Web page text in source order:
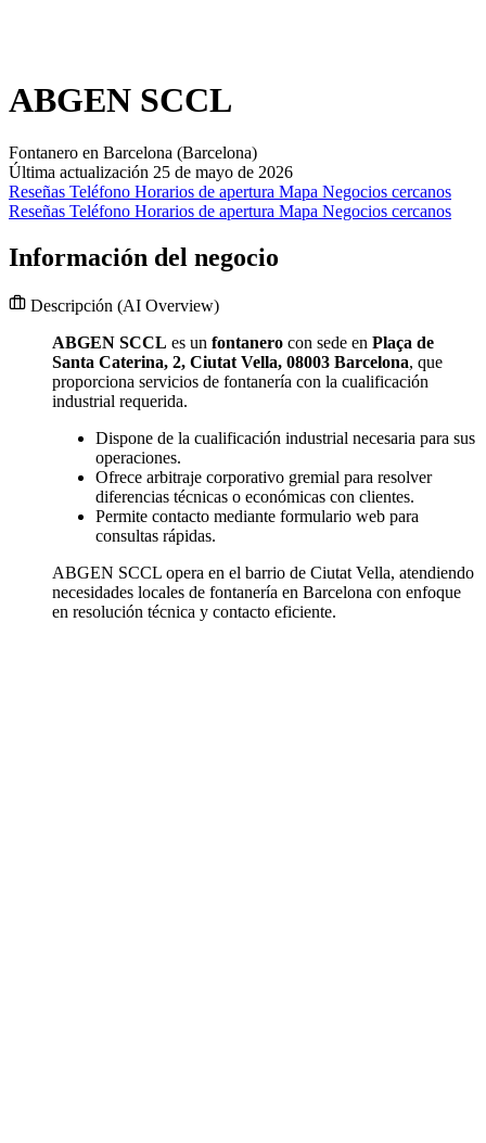
ABGEN SCCL
Fontanero en Barcelona (Barcelona)
Última actualización 25 de mayo de 2026
Reseñas Teléfono Horarios de apertura Mapa Negocios cercanos
Reseñas Teléfono Horarios de apertura Mapa Negocios cercanos
Información del negocio
Descripción (AI Overview)
ABGEN SCCL es un fontanero con sede en Plaça de
Santa Caterina, 2, Ciutat Vella, 08003 Barcelona, que
proporciona servicios de fontanería con la cualificación
industrial requerida.
Dispone de la cualificación industrial necesaria para sus
operaciones.
Ofrece arbitraje corporativo gremial para resolver
diferencias técnicas o económicas con clientes.
Permite contacto mediante formulario web para
consultas rápidas.
ABGEN SCCL opera en el barrio de Ciutat Vella, atendiendo
necesidades locales de fontanería en Barcelona con enfoque
en resolución técnica y contacto eficiente.